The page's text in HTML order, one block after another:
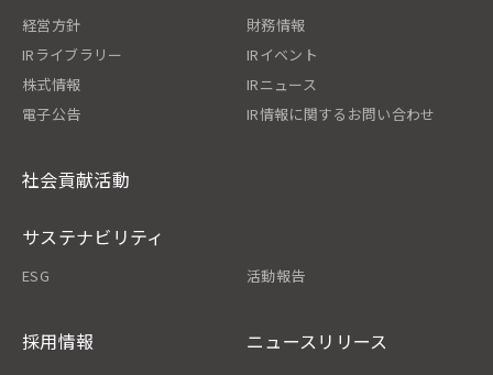
経営方針
財務情報
IRライブラリー
IRイベント
株式情報
IRニュース
電子公告
IR情報に関するお問い合わせ
社会貢献活動
サステナビリティ
ESG 活動報告
採用情報 ニュースリリース